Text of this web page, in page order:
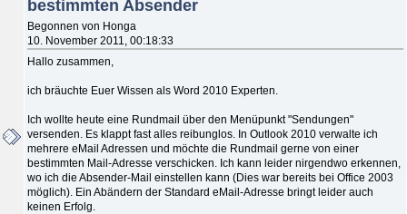
bestimmten Absender
Begonnen von Honga
10. November 2011, 00:18:33
Hallo zusammen,
ich bräuchte Euer Wissen als Word 2010 Experten.
Ich wollte heute eine Rundmail über den Menüpunkt "Sendungen"
versenden. Es klappt fast alles reibunglos. In Outlook 2010 verwalte ich
mehrere eMail Adressen und möchte die Rundmail gerne von einer
bestimmten Mail-Adresse verschicken. Ich kann leider nirgendwo erkennen,
wo ich die Absender-Mail einstellen kann (Dies war bereits bei Office 2003
möglich). Ein Abändern der Standard eMail-Adresse bringt leider auch
keinen Erfolg.